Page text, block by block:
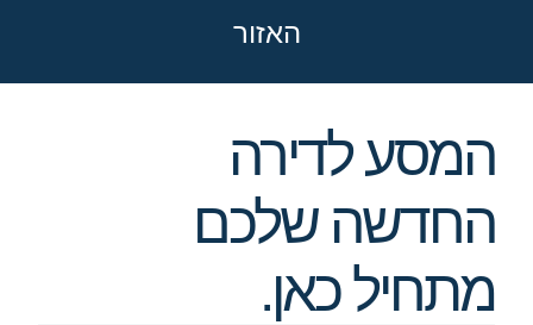
האזור
המסע לדירה
החדשה שלכם
מתחיל כאן.